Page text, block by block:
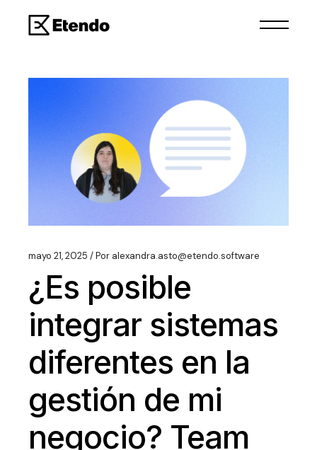
mayo 21, 2025 Por alexandra.asto@etendo.software
¿Es posible
integrar sistemas
diferentes en la
gestión de mi
negocio? Team